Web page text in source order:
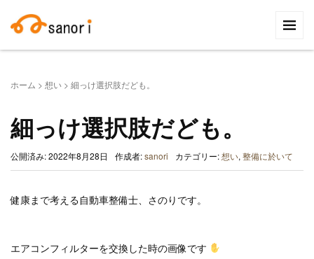
索:
ホーム > 想い > 細っけ選択肢だども。
細っけ選択肢だども。
公開済み: 2022年8月28日 作成者:sanori カテゴリー:想い, 整備に於いて
健康まで考える自動車整備士、さのりです。
エアコンフィルターを交換した時の画像です